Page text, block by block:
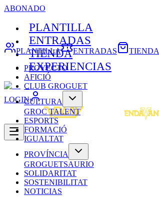
ABONADO
PLANTILLA
ENTRADAS
TIENDA
EXPERIENCIAS
LOGIN
PLANTILLA ENTRADAS TIENDA
PROYECTO
AFICIÓ
CLUB GROGUET
CULTURA
GROC TALENT
ESPORTS
FORMACIÓ
IGUALTAT
PROVÍNCIA
GROGUETSAURIO
SOLIDARITAT
SOSTENIBILITAT
NOTICIAS